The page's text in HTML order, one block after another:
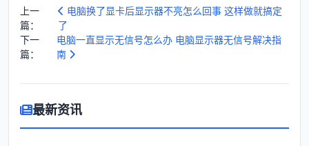
上一
篇：
电脑换了显卡后显示器不亮怎么回事 这样做就搞定
了
下一
篇：
电脑一直显示无信号怎么办 电脑显示器无信号解决指
南
最新资讯